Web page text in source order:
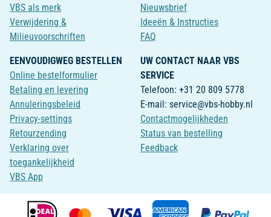
VBS als merk
Verwijdering &
Milieuvoorschriften
Nieuwsbrief
Ideeën & Instructies
FAQ
EENVOUDIGWEG BESTELLEN
Online bestelformulier
Betaling en levering
Annuleringsbeleid
Privacy-settings
Retourzending
Verklaring over
toegankelijkheid
VBS App
UW CONTACT NAAR VBS
SERVICE
Telefoon: +31 20 809 5778
E-mail: service@vbs-hobby.nl
Contactmogelijkheden
Status van bestelling
Feedback